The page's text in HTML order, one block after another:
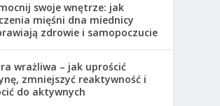
swoje wnętrze: jak
mięśni dna miednicy
zdrowie i samopoczucie
wrażliwa – jak uprościć
zmniejszyć reaktywność i
do aktywnych